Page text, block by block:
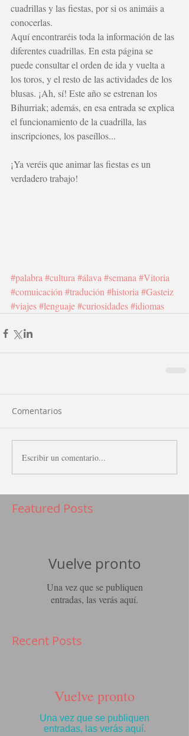
Featured Posts
Recent Posts
cuadrillas y las fiestas, por si os animáis a
conocerlas.
Aquí encontraréis toda la información de las
diferentes cuadrillas. En esta página se
puede consultar el orden de ida y vuelta a
los toros, y el resto de las actividades de los
blusas. ¡Ah, sí! Este año se estrenan los
Bihurriak; además, en esa entrada se explica
el funcionamiento de la cuadrilla, las
inscripciones, los paseíllos...
¡Ya veréis que animar las fiestas es un
verdadero trabajo!
#palabra #cultura #álava #semana #Vitoria
#comuicación #tradución #historia #Gasteiz
#viajes#lenguaje#curiosidades#idiomas
Comentarios
Escribir un comentario...
Vuelve pronto
Una vez que se publiquen
entradas, las verás aquí.
Vuelve pronto
Una vez que se publiquen
entradas, las verás aquí.